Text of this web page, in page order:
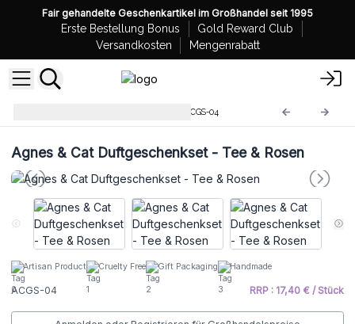
Fair gehandelte Geschenkartikel im Großhandel seit 1995
Erste Bestellung Bonus
Gold Reward Club
Versandkosten
Mengenrabatt
ACGS-04
Agnes & Cat Duftgeschenkset - Tee & Rosen
Artisan Product Cruelty Free Gift Packaging Handmade
ACGS-04 RRP : 17,40 € / Stück